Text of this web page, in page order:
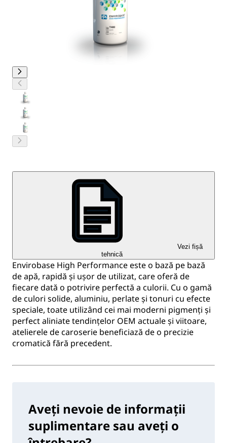
Vezi fișă
tehnică
Envirobase High Performance este o bază pe bază
de apă, rapidă și ușor de utilizat, care oferă de
fiecare dată o potrivire perfectă a culorii. Cu o gamă
de culori solide, aluminiu, perlate și tonuri cu efecte
speciale, toate utilizând cei mai moderni pigmenți și
perfect aliniate tendințelor OEM actuale și viitoare,
atelierele de caroserie beneficiază de o precizie
cromatică fără precedent.
Aveți nevoie de informații
suplimentare sau aveți o